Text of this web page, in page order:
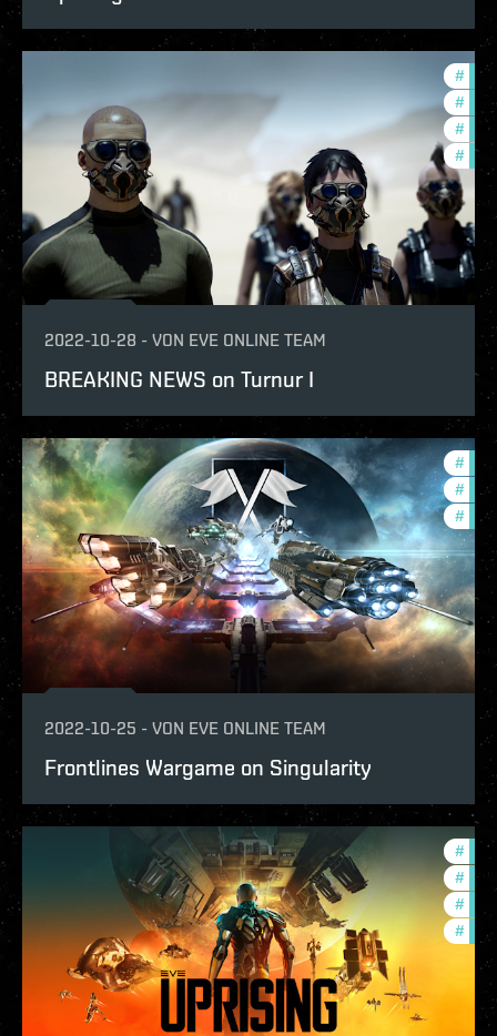
#
#
#
#
2022-10-28 - VON EVE ONLINE TEAM
BREAKING NEWS on Turnur I
# in-
#
#
2022-10-25 - VON EVE ONLINE TEAM
Frontlines Wargame on Singularity
#
#
#
#